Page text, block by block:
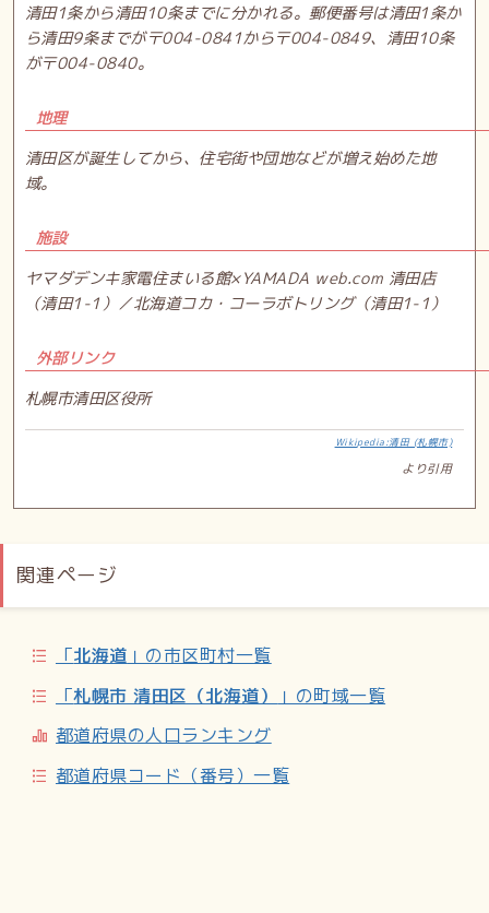
清田1条から清田10条までに分かれる。郵便番号は清田1条か
ら清田9条までが〒004-0841から〒004-0849、清田10条
が〒004-0840。
地理
清田区が誕生してから、住宅街や団地などが増え始めた地
域。
施設
ヤマダデンキ家電住まいる館×YAMADA web.com 清田店
（清田1-1）／北海道コカ・コーラボトリング（清田1-1）
外部リンク
札幌市清田区役所
Wikipedia:清田 (札幌市)
より引用
関連ページ
「北海道 」の市区町村一覧
「札幌市 清田区（北海道）
」の町域一覧
都道府県の人口ランキング
都道府県コード（番号）一覧